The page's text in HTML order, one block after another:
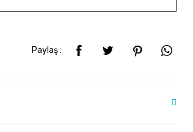
Paylaş :